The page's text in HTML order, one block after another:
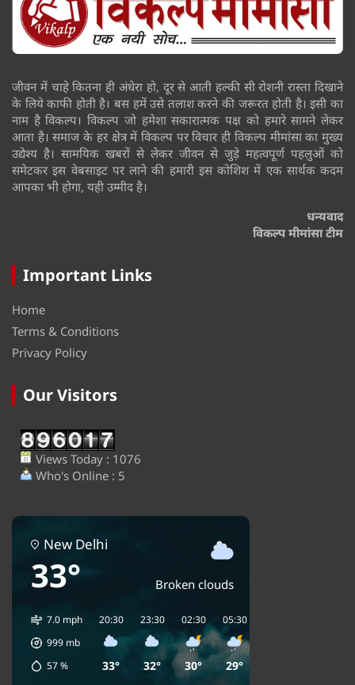
जीवन में चाहे कितना ही अंधेरा हो, दूर से आती हल्की सी रोशनी रास्ता दिखाने
के लिये काफी होती है। बस हमें उसे तलाश करने की जरूरत होती है। इसी का
नाम है विकल्प। विकल्प जो हमेशा सकारात्मक पक्ष को हमारे सामने लेकर
आता है। समाज के हर क्षेत्र में विकल्प पर विचार ही विकल्प मीमांसा का मुख्य
उद्येश्य है। सामयिक खबरों से लेकर जीवन से जुड़े महत्वपूर्ण पहलुओं को
समेटकर इस वेबसाइट पर लाने की हमारी इस कोशिश में एक सार्थक कदम
आपका भी होगा, यही उम्मीद है।
धन्यवाद
विकल्प मीमांसा टीम
Important Links
Home
Terms & Conditions
Privacy Policy
Our Visitors
Views Today : 1076
Who's Online : 5
New Delhi
33° Broken clouds
7.0 mph
999 mb
57%
20:30
33°
23:30
32°
02:30
30°
05:30
29°